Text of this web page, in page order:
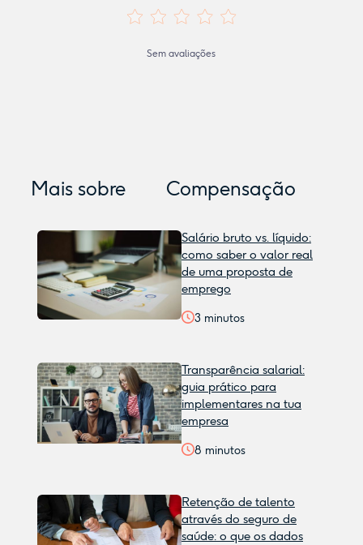
Sem avaliações
Mais sobre Compensação
Salário bruto vs. líquido:
como saber o valor real
de uma proposta de
emprego
3 minutos
Transparência salarial:
guia prático para
implementares na tua
empresa
8 minutos
Retenção de talento
através do seguro de
saúde: o que os dados